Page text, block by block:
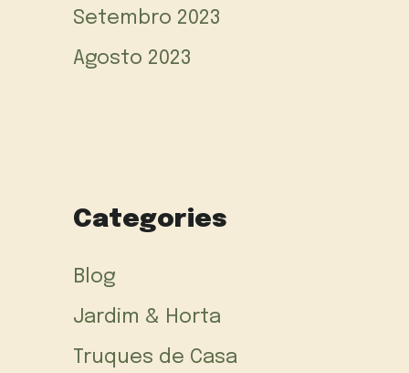
Setembro 2023
Agosto 2023
Categories
Blog
Jardim & Horta
Truques de Casa